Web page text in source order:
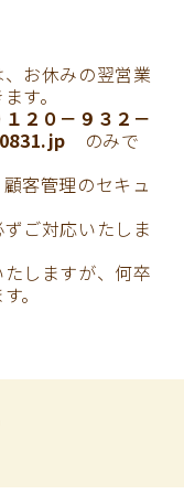
お休みの翌営業
す。
２０－９３２－
のみで
客管理のセキュ
ずご対応いたしま
しますが、何卒
。